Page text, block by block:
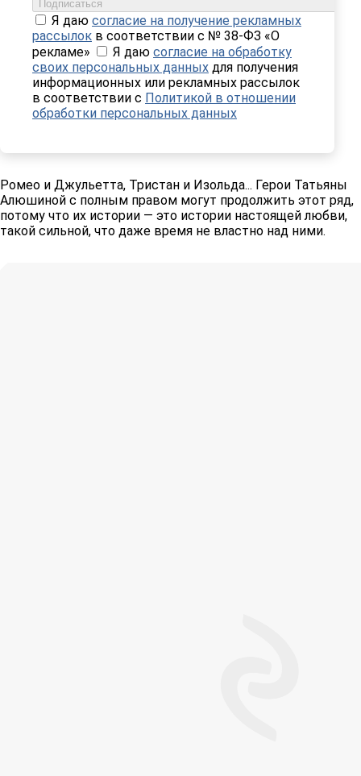
Подписаться
Я даю согласие на получение рекламных
рассылок в соответствии с № 38-ФЗ «О
рекламе»
Я даю согласие на обработку
своих персональных данных для получения
информационных или рекламных рассылок
в соответствии с Политикой в отношении
обработки персональных данных
Ромео и Джульетта, Тристан и Изольда... Герои Татьяны
Алюшиной с полным правом могут продолжить этот ряд,
потому что их истории — это истории настоящей любви,
такой сильной, что даже время не властно над ними.